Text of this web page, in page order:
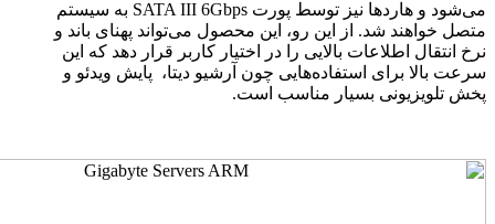
می‌شود و هاردها نیز توسط پورت SATA III 6Gbps به سیستم
متصل خواهند شد. از این رو، این محصول می‌تواند پهنای باند و
نرخ انتقال اطلاعات بالایی را در اختیار کاربر قرار دهد که این
سرعت بالا برای استفاده‌هایی چون آرشیو دیتا، پایش ویدئو و
پخش تلویزیونی بسیار مناسب است.